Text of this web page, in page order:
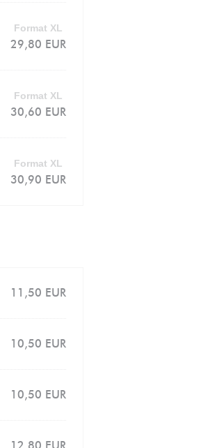
29,80 EUR
Format XL
30,60 EUR
Format XL
30,90 EUR
Format XL
11,50 EUR
10,50 EUR
10,50 EUR